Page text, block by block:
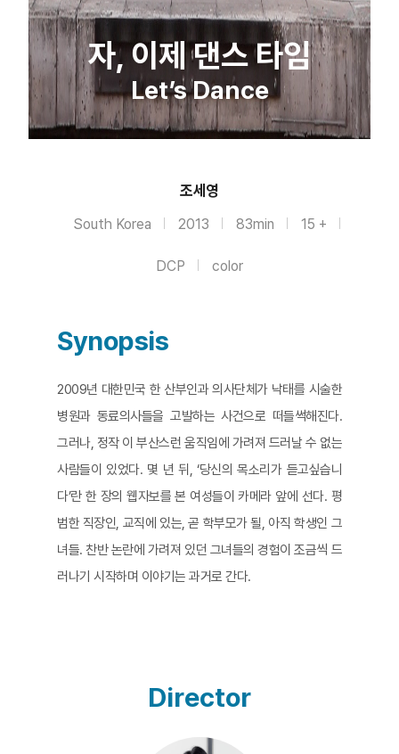
자, 이제 댄스 타임
Let’s Dance
조세영
South Korea 2013 83min 15 +
DCP color
Synopsis
2009년 대한민국 한 산부인과 의사단체가 낙태를 시술한
병원과 동료의사들을 고발하는 사건으로 떠들썩해진다.
그러나, 정작 이 부산스런 움직임에 가려져 드러날 수 없는
사람들이 있었다. 몇 년 뒤, ‘당신의 목소리가 듣고싶습니
다’란 한 장의 웹자보를 본 여성들이 카메라 앞에 선다. 평
범한 직장인, 교직에 있는, 곧 학부모가 될, 아직 학생인 그
녀들. 찬반 논란에 가려져 있던 그녀들의 경험이 조금씩 드
러나기 시작하며 이야기는 과거로 간다.
Director